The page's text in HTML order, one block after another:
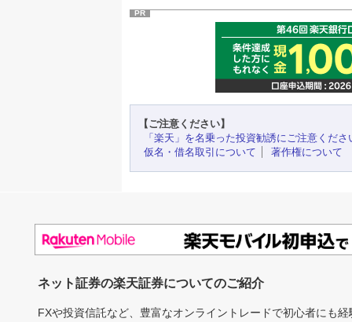
PR
【ご注意ください】
「楽天」を名乗った投資勧誘にご注意くださ
仮名・借名取引について
著作権について
ネット証券の楽天証券についてのご紹介
FXや投資信託など、豊富なオンライントレードで初心者にも